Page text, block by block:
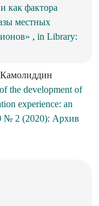
как фактора
местных
, in Library:
the development of
experience: an
№ 2 (2020): Архив